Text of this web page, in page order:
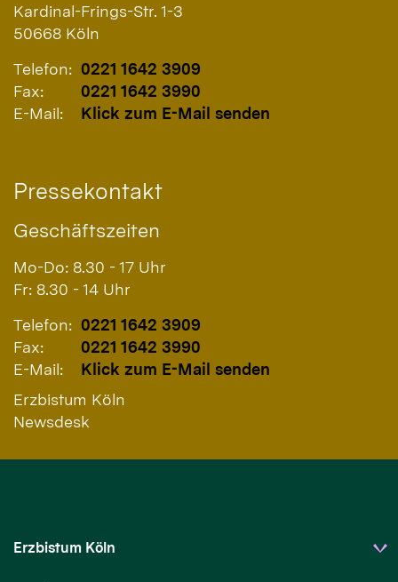
Kardinal-Frings-Str. 1-3
50668 Köln
Telefon: 0221 1642 3909
Fax:
0221 1642 3990
E-Mail:
Klick zum E-Mail senden
Pressekontakt
Geschäftszeiten
Mo-Do: 8.30 - 17 Uhr
Fr: 8.30 - 14 Uhr
Telefon: 0221 1642 3909
Fax:
0221 1642 3990
E-Mail:
Klick zum E-Mail senden
Erzbistum Köln
Newsdesk
Erzbistum Köln